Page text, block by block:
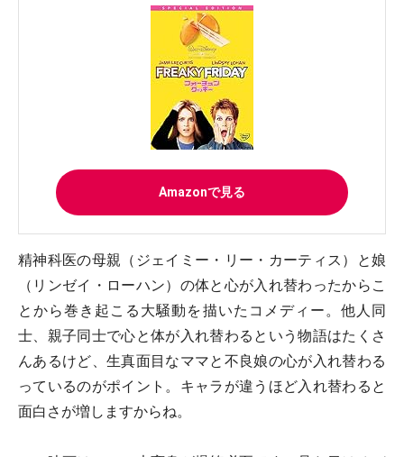
Amazonで見る
精神科医の母親（ジェイミー・リー・カーティス）と娘
（リンゼイ・ローハン）の体と心が入れ替わったからこ
とから巻き起こる大騒動を描いたコメディー。他人同
士、親子同士で心と体が入れ替わるという物語はたくさ
んあるけど、生真面目なママと不良娘の心が入れ替わる
っているのがポイント。キャラが違うほど入れ替わると
面白さが増しますからね。